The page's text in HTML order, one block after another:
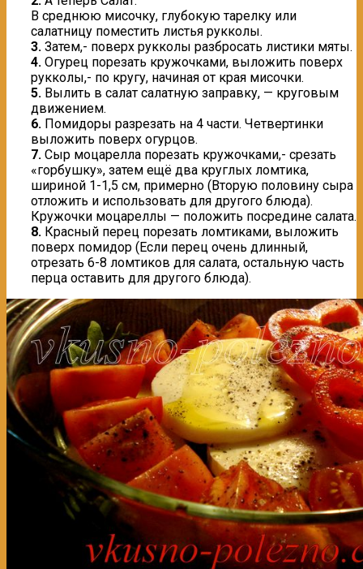
В среднюю мисочку, глубокую тарелку или
салатницу поместить листья рукколы.
3. Затем,- поверх рукколы разбросать листики мяты.
4. Огурец порезать кружочками, выложить поверх
рукколы,- по кругу, начиная от края мисочки.
5. Вылить в салат салатную заправку, — круговым
движением.
6. Помидоры разрезать на 4 части. Четвертинки
выложить поверх огурцов.
7. Сыр моцарелла порезать кружочками,- срезать
«горбушку», затем ещё два круглых ломтика,
шириной 1-1,5 см, примерно (Вторую половину сыра
отложить и использовать для другого блюда).
Кружочки моцареллы — положить посредине салата.
8. Красный перец порезать ломтиками, выложить
поверх помидор (Если перец очень длинный,
отрезать 6-8 ломтиков для салата, остальную часть
перца оставить для другого блюда).